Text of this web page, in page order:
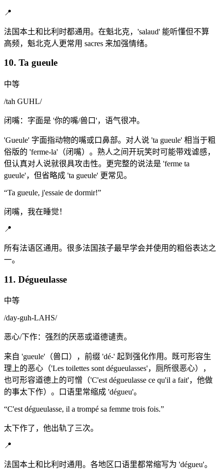
📍
法国本土和比利时都通用。在魁北克，'salaud' 能听懂但不算
高频，魁北克人更常用 sacres 来加强情绪。
10. Ta gueule
中等
/tah GUHL/
闭嘴：字面是 '你的嘴/兽口'，语气很冲。
'Gueule' 字面指动物的嘴或口鼻部。对人说 'ta gueule' 相当于粗
俗版的 'ferme-la'（闭嘴）。熟人之间开玩笑时可能带戏谑感，
但认真对人说就很具攻击性。更完整的说法是 'ferme ta
gueule'，但省略成 'ta gueule' 更常见。
“Ta gueule, j'essaie de dormir!”
闭嘴，我在睡觉！
📍
所有法语区通用。很多法国孩子最早学会并使用的粗俗表达之
一。
11. Dégueulasse
中等
/day-guh-LAHS/
恶心/下作：强烈的厌恶或道德谴责。
来自 'gueule'（兽口），前缀 'dé-' 起到强化作用。既可形容生
理上的恶心（'Les toilettes sont dégueulasses'，厕所很恶心），
也可形容道德上的可憎（'C'est dégueulasse ce qu'il a fait'，他做
的事太下作）。口语里常缩成 'dégueu'。
“C'est dégueulasse, il a trompé sa femme trois fois.”
太下作了，他出轨了三次。
📍
法国本土和比利时通用。各地区口语里都常缩写为 'dégueu'。